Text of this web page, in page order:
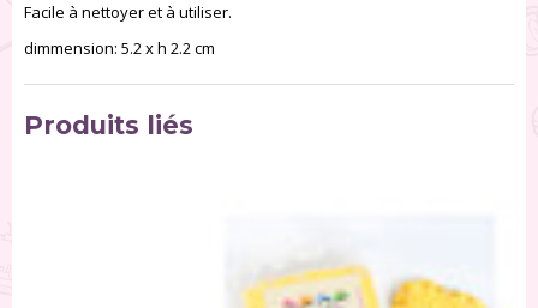
Facile à nettoyer et à utiliser.
dimmension: 5.2 x h 2.2 cm
Produits liés